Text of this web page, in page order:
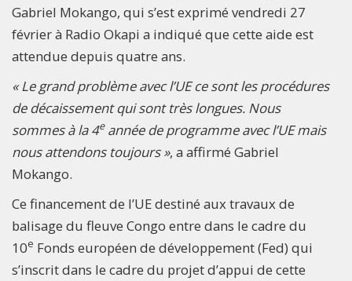
Gabriel Mokango, qui s’est exprimé vendredi 27
février à Radio Okapi a indiqué que cette aide est
attendue depuis quatre ans.
« Le grand problème avec l’UE ce sont les procédures
de décaissement qui sont très longues. Nous
sommes à la 4eannée de programme avec l’UE mais
nous attendons toujours », a affirmé Gabriel
Mokango.
Ce financement de l’UE destiné aux travaux de
balisage du fleuve Congo entre dans le cadre du
10e Fonds européen de développement (Fed) qui
s’inscrit dans le cadre du projet d’appui de cette